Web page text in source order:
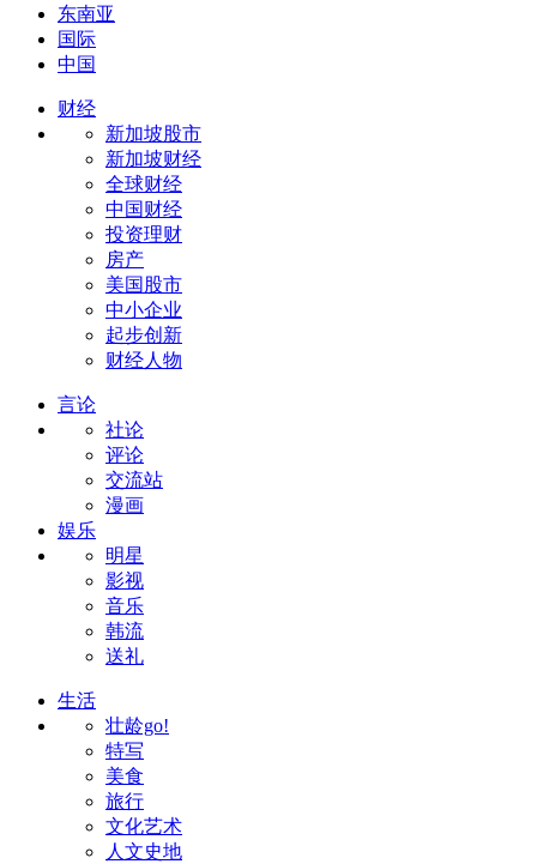
东南亚
国际
中国
财经
新加坡股市
新加坡财经
全球财经
中国财经
投资理财
房产
美国股市
中小企业
起步创新
财经人物
言论
社论
评论
交流站
漫画
娱乐
明星
影视
音乐
韩流
送礼
生活
壮龄go!
特写
美食
旅行
文化艺术
人文史地